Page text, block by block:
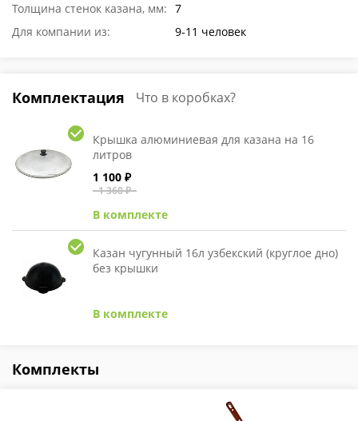
Толщина стенок казана, мм: 7
Для компании из:
9-11 человек
Комплектация Что в коробках?
Крышка алюминиевая для казана на 16
литров
1 100 ₽
1 360 ₽
В комплекте
Казан чугунный 16л узбекский (круглое дно)
без крышки
В комплекте
Комплекты